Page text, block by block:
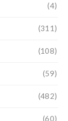
(4)
(311)
(108)
(59)
(482)
(60)